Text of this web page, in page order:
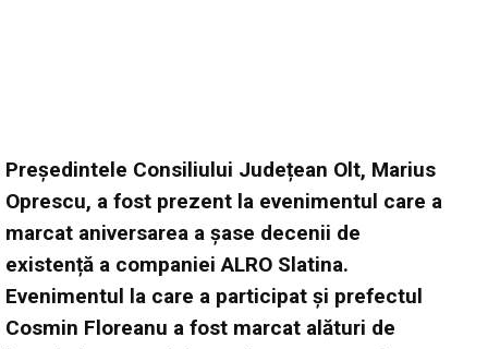
Președintele Consiliului Județean Olt, Marius
Oprescu, a fost prezent la evenimentul care a
marcat aniversarea a șase decenii de
existență a companiei ALRO Slatina.
Evenimentul la care a participat şi prefectul
Cosmin Floreanu a fost marcat alături de